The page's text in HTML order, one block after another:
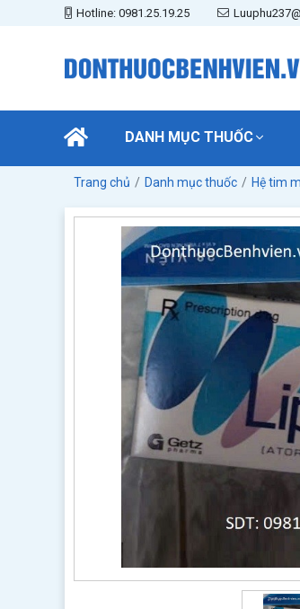
Hotline: 0981.25.19.25
DANH MỤC THUỐC
Trang chủ Danh mục thuốc Hệ tim